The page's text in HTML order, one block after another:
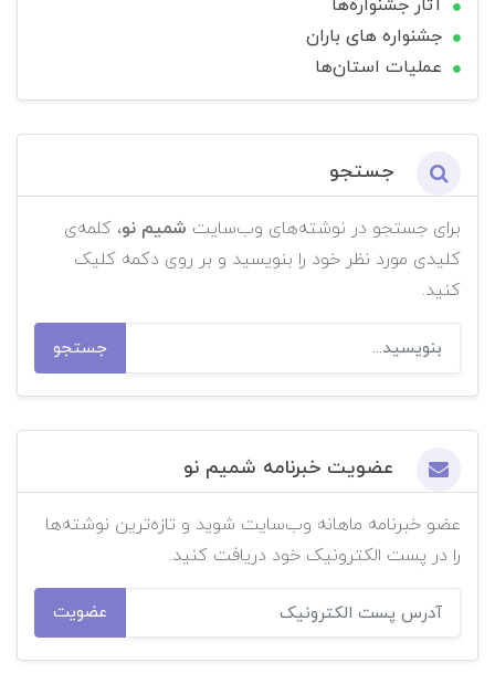
آثار جشنواره‌ها
جشنواره های باران
عملیات استان‌ها
جستجو
برای جستجو در نوشته‌های وب‌سایت شمیم نو، کلمه‌ی
کلیدی مورد نظر خود را بنویسید و بر روی دکمه کلیک
کنید.
جستجو
عضویت خبرنامه شمیم نو
عضو خبرنامه ماهانه وب‌سایت شوید و تازه‌ترین نوشته‌ها
را در پست الکترونیک خود دریافت کنید.
عضویت